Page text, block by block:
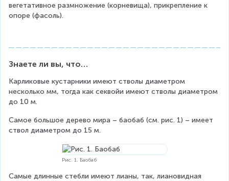
вегетативное размножение (корневища), прикрепление к
опоре (фасоль).
Знаете ли вы, что…
Карликовые кустарники имеют стволы диаметром
несколько мм, тогда как секвойи имеют стволы диаметром
до 10 м.
Самое большое дерево мира – баобаб (см. рис. 1) – имеет
ствол диаметром до 15 м.
Рис. 1. Баобаб
Самые длинные стебли имеют лианы, так, лиановидная